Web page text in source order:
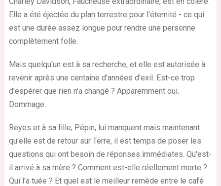
Elle a été éjectée du plan terrestre pour l'éternité - ce qui
est une durée assez longue pour rendre une personne
complètement folle.
Mais quelqu'un est à sa recherche, et elle est autorisée à
revenir après une centaine d'années d'exil. Est-ce trop
d'espérer que rien n'a changé ? Apparemment oui.
Dommage.
Reyes et à sa fille, Pépin, lui manquent mais maintenant
qu'elle est de retour sur Terre, il est temps de poser les
questions qui ont besoin de réponses immédiates. Qu'est-
il arrivé à sa mère ? Comment est-elle réellement morte ?
Qui l'a tuée ? Et quel est le meilleur remède entre le café